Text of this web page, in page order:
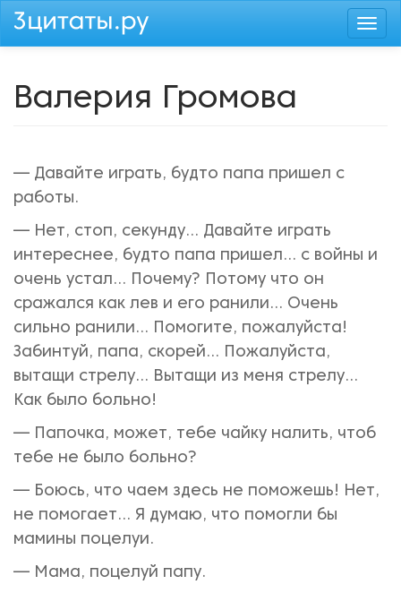
Перейти
Валерия Громова
— Давайте играть, будто папа пришел с
работы.
— Нет, стоп, секунду... Давайте играть
интереснее, будто папа пришел... с войны и
очень устал... Почему? Потому что он
сражался как лев и его ранили... Очень
сильно ранили... Помогите, пожалуйста!
Забинтуй, папа, скорей... Пожалуйста,
вытащи стрелу... Вытащи из меня стрелу...
Как было больно!
— Папочка, может, тебе чайку налить, чтоб
тебе не было больно?
— Боюсь, что чаем здесь не поможешь! Нет,
не помогает... Я думаю, что помогли бы
мамины поцелуи.
— Мама, поцелуй папу.